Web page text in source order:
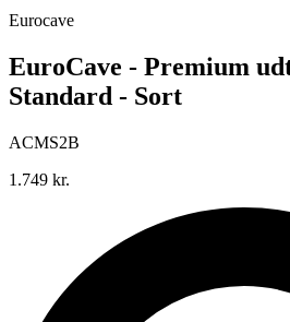
Eurocave
EuroCave - Premium
Standard - Sort
ACMS2B
1.749 kr.